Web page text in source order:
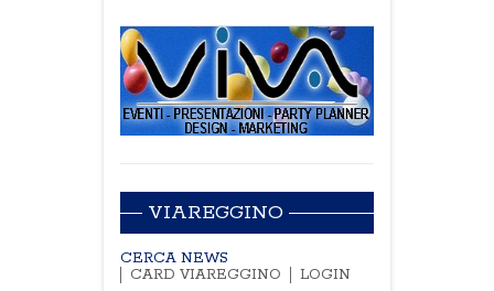
VIAREGGINO
CERCA NEWS
CARD VIAREGGINO
LOGIN